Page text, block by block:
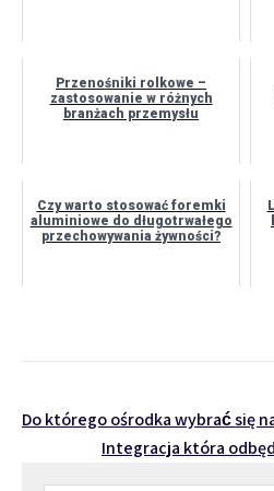
Przenośniki rolkowe –
zastosowanie w różnych
branżach przemysłu
Czy warto stosować foremki
aluminiowe do długotrwałego
przechowywania żywności?
Nawigacja
wpisu
Do którego ośrodka wybrać się
Integracja która